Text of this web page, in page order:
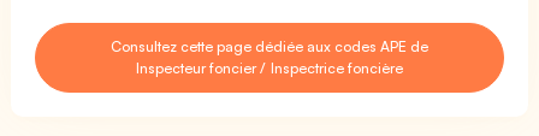
Consultez cette page dédiée aux codes APE de
Inspecteur foncier / Inspectrice foncière